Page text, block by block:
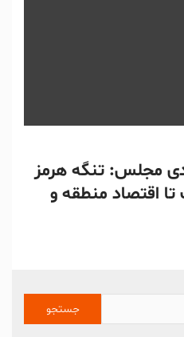
مجلس: تنگه هرمز
اقتصاد منطقه و